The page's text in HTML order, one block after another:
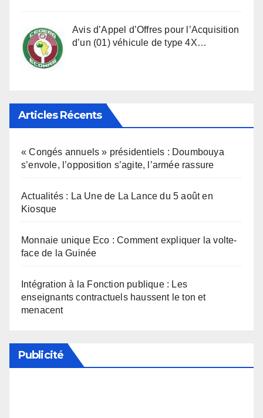
Avis d’Appel d’Offres pour l’Acquisition
d’un (01) véhicule de type 4X…
Articles Récents
« Congés annuels » présidentiels : Doumbouya
s’envole, l’opposition s’agite, l’armée rassure
Actualités : La Une de La Lance du 5 août en
Kiosque
Monnaie unique Eco : Comment expliquer la volte-
face de la Guinée
Intégration à la Fonction publique : Les
enseignants contractuels haussent le ton et
menacent
Publicité